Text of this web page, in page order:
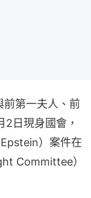
第一夫人、前
日現身國會，
）案件在
Committee）